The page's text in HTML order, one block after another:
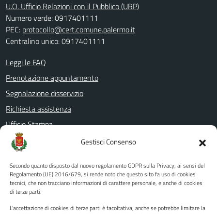
Gestisci Consenso
Secondo quanto disposto dal nuovo regolamento GDPR sulla Privacy, ai sensi del
Regolamento (UE) 2016/679, si rende noto che questo sito fa uso di cookies
tecnici, che non tracciano informazioni di carattere personale, e anche di cookies
di terze parti.
L'accettazione di cookies di terze parti è facoltativa, anche se potrebbe limitare la
U.O. Ufficio Relazioni con il Pubblico (URP)
Numero verde: 0917401111
PEC: protocollo@cert.comune.palermo.it
Centralino unico: 0917401111
Leggi le FAQ
Prenotazione appuntamento
Segnalazione disservizio
Richiesta assistenza
Ufficio Stampa
Amministrazione Trasparente
Albo pretorio
Informativa privacy
Note legali